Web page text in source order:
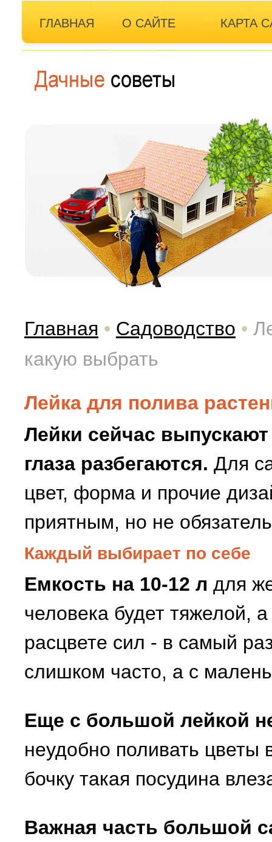
ГЛАВНАЯ О САЙТЕ КАРТА
Главная • Садоводство •
какую выбрать
Лейка для полива
Лейки сейчас
глаза разбегаются. Для
цвет, форма и прочие
приятным, но не
Каждый выбирает по себе
Емкость на 10-12 л для
человека будет тяжелой,
расцвете сил - в самый
слишком часто, а с
Еще с большой лейкой
неудобно поливать цветы
бочку такая посудина
Важная часть большой